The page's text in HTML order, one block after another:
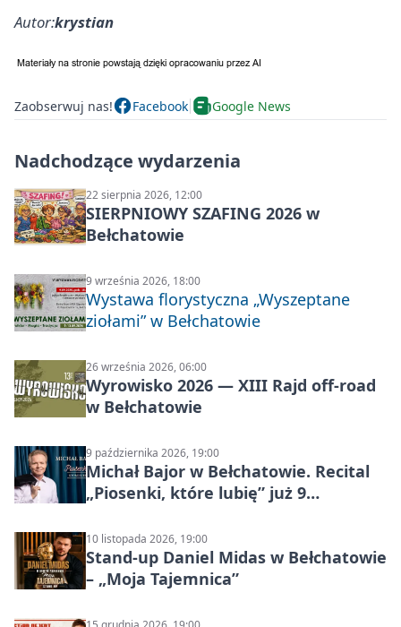
Autor:krystian
Zaobserwuj nas! Facebook Google News
Nadchodzące wydarzenia
22 sierpnia 2026, 12:00
SIERPNIOWY SZAFING 2026 w
Bełchatowie
9 września 2026, 18:00
Wystawa florystyczna „Wyszeptane
ziołami” w Bełchatowie
26 września 2026, 06:00
Wyrowisko 2026 — XIII Rajd off‑road
w Bełchatowie
9 października 2026, 19:00
Michał Bajor w Bełchatowie. Recital
„Piosenki, które lubię” już 9
10 listopada 2026, 19:00
Stand-up Daniel Midas w Bełchatowie
– „Moja Tajemnica”